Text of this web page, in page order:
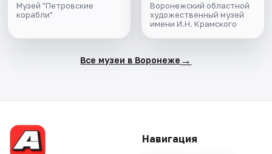
Музей "Петровские
корабли"
Воронежский областной
художественный музей
имени И.Н. Крамского
Все музеи в Воронеже →
Навигация